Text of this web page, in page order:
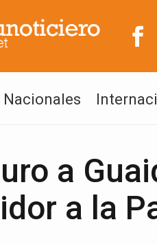
Nacionales
a
a la